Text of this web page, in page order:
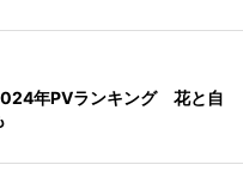
年PVランキング 花と自